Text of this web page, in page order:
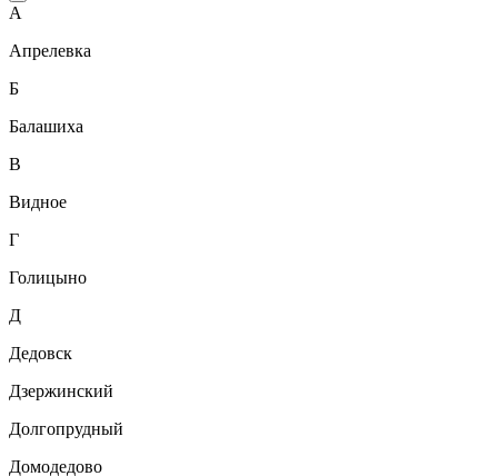
А
Апрелевка
Б
Балашиха
В
Видное
Г
Голицыно
Д
Дедовск
Дзержинский
Долгопрудный
Домодедово